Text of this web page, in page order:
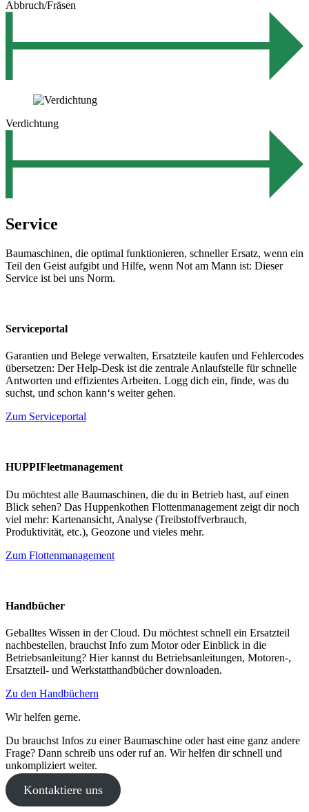
Abbruch/Fräsen
Verdichtung
Service
Baumaschinen, die optimal funktionieren, schneller Ersatz, wenn ein
Teil den Geist aufgibt und Hilfe, wenn Not am Mann ist: Dieser
Service ist bei uns Norm.
Serviceportal
Garantien und Belege verwalten, Ersatzteile kaufen und Fehlercodes
übersetzen: Der Help-Desk ist die zentrale Anlaufstelle für schnelle
Antworten und effizientes Arbeiten. Logg dich ein, finde, was du
suchst, und schon kann‘s weiter gehen.
Zum Serviceportal
HUPPIFleetmanagement
Du möchtest alle Baumaschinen, die du in Betrieb hast, auf einen
Blick sehen? Das Huppenkothen Flottenmanagement zeigt dir noch
viel mehr: Kartenansicht, Analyse (Treibstoffverbrauch,
Produktivität, etc.), Geozone und vieles mehr.
Zum Flottenmanagement
Handbücher
Geballtes Wissen in der Cloud. Du möchtest schnell ein Ersatzteil
nachbestellen, brauchst Info zum Motor oder Einblick in die
Betriebsanleitung? Hier kannst du Betriebsanleitungen, Motoren-,
Ersatzteil- und Werkstatthandbücher downloaden.
Zu den Handbüchern
Wir helfen gerne.
Du brauchst Infos zu einer Baumaschine oder hast eine ganz andere
Frage? Dann schreib uns oder ruf an. Wir helfen dir schnell und
unkompliziert weiter.
Kontaktiere uns